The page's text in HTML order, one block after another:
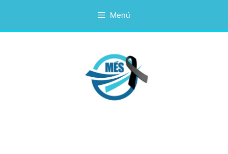
contingut
Menú